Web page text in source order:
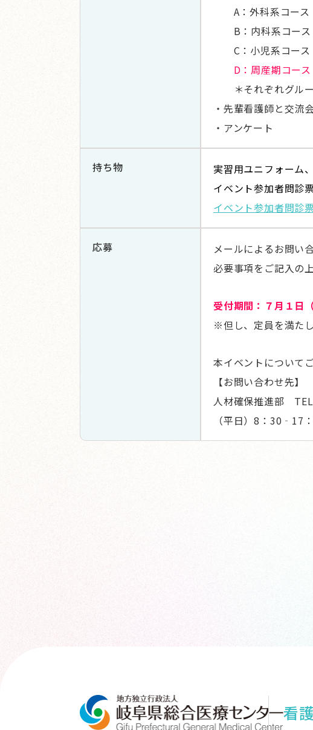
A：外科系コース
B：内科系コース
C：小児系コース
D：周産期コー
＊それぞれグルー
・先輩看護師と交流
・アンケート
持ち物 実習用ユニフォーム、
イベント参加者問診
イベント参加者問診
応募
メールによるお問い
必要事項をご記入の
受付期間：７月１日
※但し、定員を満た
本イベントについて
【お問い合わせ先】
人材確保推進部
（平日）8：30‐17
看